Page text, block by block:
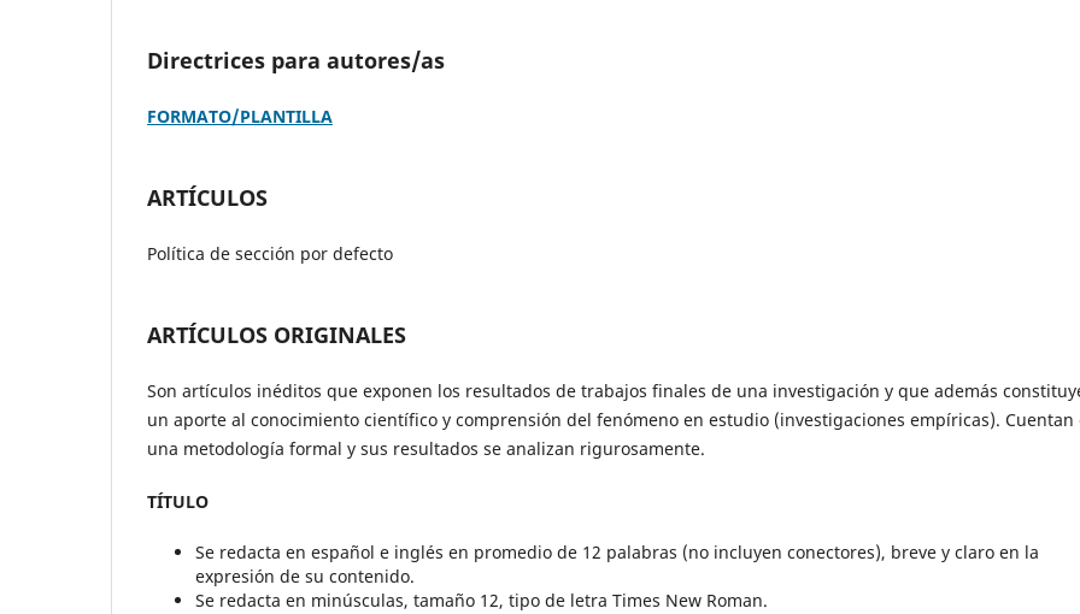
Directrices para autores/as
FORMATO/PLANTILLA
ARTÍCULOS
Política de sección por defecto
ARTÍCULOS ORIGINALES
Son artículos inéditos que exponen los resultados de trabajos finales de una investigación y que además
un aporte al conocimiento científico y comprensión del fenómeno en estudio (investigaciones empíricas). Cuentan
una metodología formal y sus resultados se analizan rigurosamente.
TÍTULO
Se redacta en español e inglés en promedio de 12 palabras (no incluyen conectores), breve y claro en la
expresión de su contenido.
Se redacta en minúsculas, tamaño 12, tipo de letra Times New Roman.